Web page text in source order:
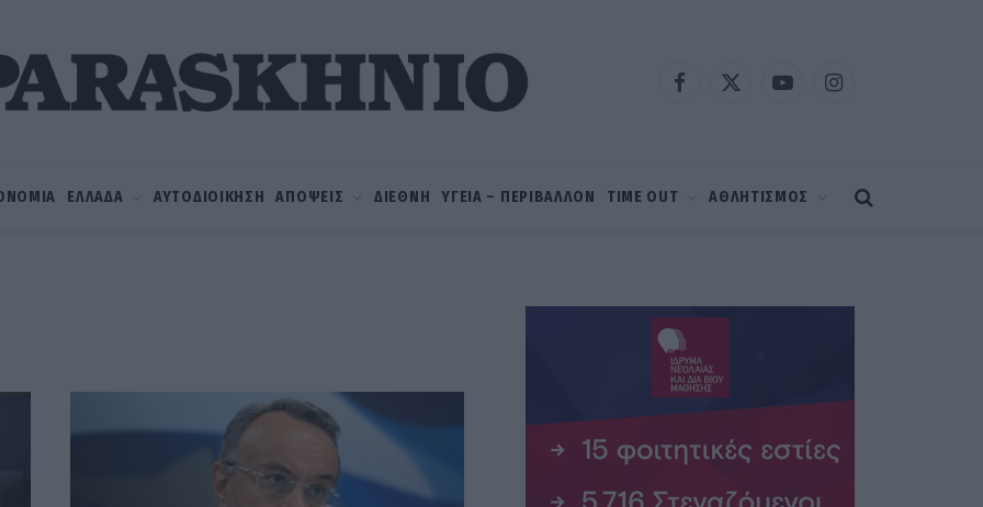
Facebook
X
YouTubeInstagram
ΕΛΛΑΔΑ ΑΥΤΟΔΙΟΙΚΗΣΗ ΑΠΟΨΕΙΣ ΔΙΕΘΝΗ ΥΓΕΙΑ – ΠΕΡΙΒΑΛΛΟΝ TIME OUT ΑΘΛΗΤΙΣΜΟΣ